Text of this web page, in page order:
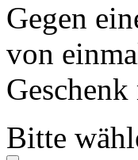
Gegen
von
Bitte